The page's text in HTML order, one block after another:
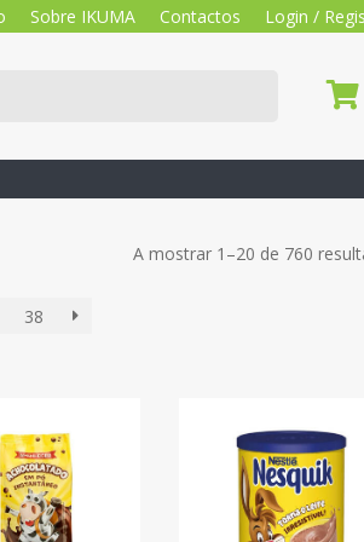
Sobre IKUMA Contactos Login /
A mostrar 1–20 de 760
38